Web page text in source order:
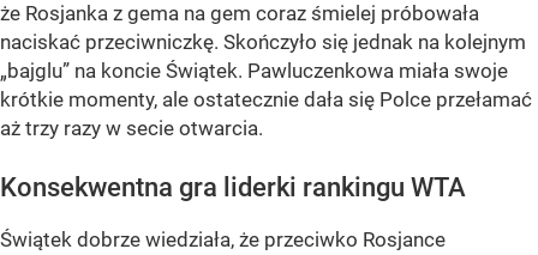
że Rosjanka z gema na gem coraz śmielej próbowała
naciskać przeciwniczkę. Skończyło się jednak na kolejnym
„bajglu” na koncie Świątek. Pawluczenkowa miała swoje
krótkie momenty, ale ostatecznie dała się Polce przełamać
aż trzy razy w secie otwarcia.
Konsekwentna gra liderki rankingu WTA
Świątek dobrze wiedziała, że przeciwko Rosjance